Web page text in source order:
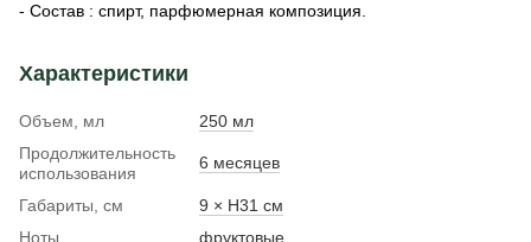
- Состав : спирт, парфюмерная композиция.
Характеристики
Объем, мл
250 мл
Продолжительность
использования
6 месяцев
Габариты, см
9 × H31 см
Ноты
фруктовые